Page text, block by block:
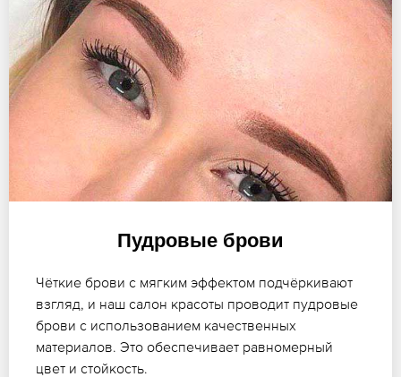
Пудровые брови
Чёткие брови с мягким эффектом подчёркивают
взгляд, и наш салон красоты проводит пудровые
брови с использованием качественных
материалов. Это обеспечивает равномерный
цвет и стойкость.